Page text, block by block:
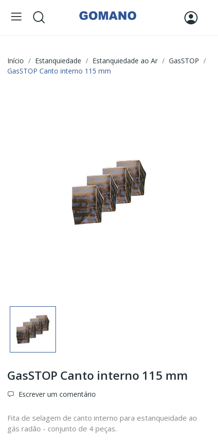
Início Estanquiedade Estanquiedade ao Ar
GasSTOP
GasSTOP Canto interno 115 mm
GasSTOP Canto interno 115 mm
Escrever um comentário
Fita de selagem de canto interno para estanqueidade ao
gás radão - conjunto de 4 peças.